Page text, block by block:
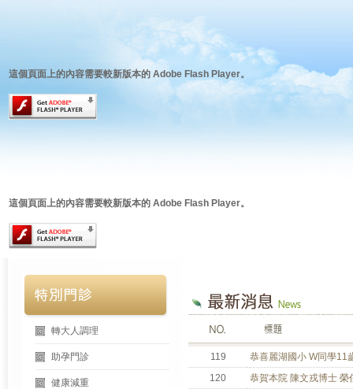
這個頁面上的內容需要較新版本的 Adobe Flash Player。
這個頁面上的內容需要較新版本的 Adobe Flash Player。
轉大人調理
助孕門診
健康減重
119
恭喜麗湖國小 W同學11
120
恭賀本院 陳文戎博士